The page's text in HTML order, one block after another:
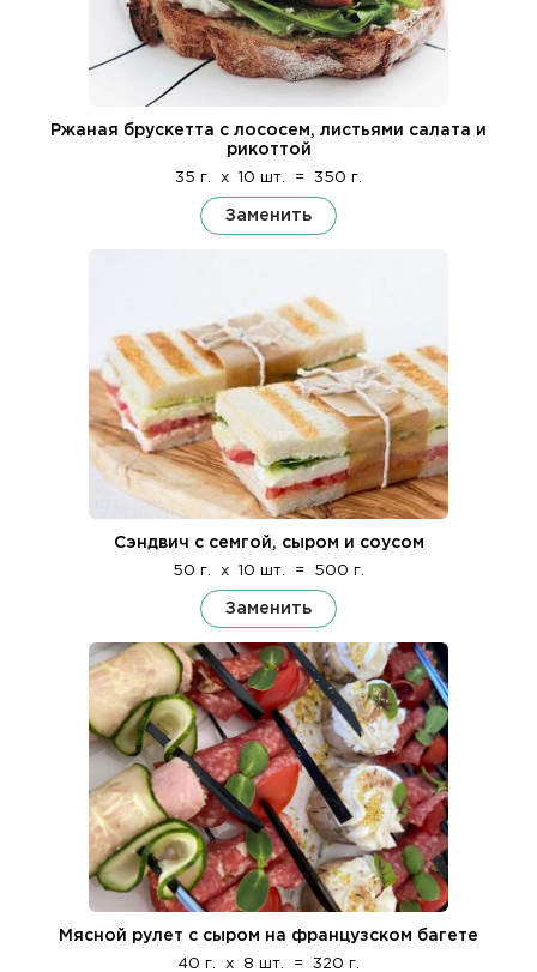
Ржаная брускетта с лососем, листьями салата и
рикоттой
35 г. x 10 шт. = 350 г.
Заменить
Сэндвич с семгой, сыром и соусом
50 г. x 10 шт. = 500 г.
Заменить
Мясной рулет с сыром на французском багете
40 г. x 8 шт. = 320 г.